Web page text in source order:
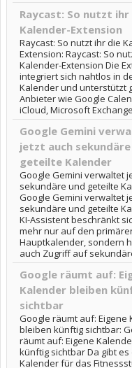
Raycast: So nutzt ihr
Kalender-Extension
Raycast: So nutzt ihr die
Extension: Raycast: So
Kalender-Extension Die
integriert sich nahtlos in
Kalender und unterstützt
Anbieter wie Google
iCloud, Microsoft
Google Gemini
jetzt auch sekundäre
geteilte Kalender
Google Gemini verwaltet
sekundäre und geteilte
Google Gemini verwaltet
sekundäre und geteilte
KI-Assistent beschränkt
mehr nur auf den
Hauptkalender, sondern
auch Zugriff auf
Google räumt auf:
Kalender bleiben
sichtbar
Google räumt auf: Eigene
bleiben künftig sichtbar:
räumt auf: Eigene
künftig sichtbar Da gibt es
Kalender für das